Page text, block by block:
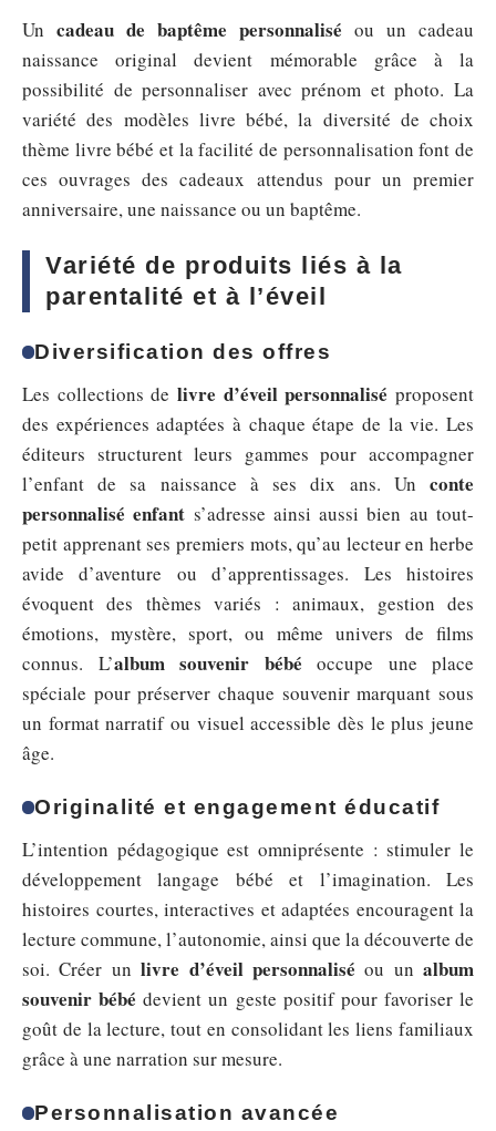
Un cadeau de baptême personnalisé ou un cadeau
naissance original devient mémorable grâce à la
possibilité de personnaliser avec prénom et photo. La
variété des modèles livre bébé, la diversité de choix
thème livre bébé et la facilité de personnalisation font de
ces ouvrages des cadeaux attendus pour un premier
anniversaire, une naissance ou un baptême.
Variété de produits liés à la
parentalité et à l’éveil
Diversification des offres
Les collections de livre d’éveil personnalisé proposent
des expériences adaptées à chaque étape de la vie. Les
éditeurs structurent leurs gammes pour accompagner
l’enfant de sa naissance à ses dix ans. Un conte
personnalisé enfant s’adresse ainsi aussi bien au tout-
petit apprenant ses premiers mots, qu’au lecteur en herbe
avide d’aventure ou d’apprentissages. Les histoires
évoquent des thèmes variés : animaux, gestion des
émotions, mystère, sport, ou même univers de films
connus. L’album souvenir bébé occupe une place
spéciale pour préserver chaque souvenir marquant sous
un format narratif ou visuel accessible dès le plus jeune
âge.
Originalité et engagement éducatif
L’intention pédagogique est omniprésente : stimuler le
développement langage bébé et l’imagination. Les
histoires courtes, interactives et adaptées encouragent la
lecture commune, l’autonomie, ainsi que la découverte de
soi. Créer unlivre d’éveil personnalisé ou un album
souvenir bébé devient un geste positif pour favoriser le
goût de la lecture, tout en consolidant les liens familiaux
grâce à une narration sur mesure.
Personnalisation avancée